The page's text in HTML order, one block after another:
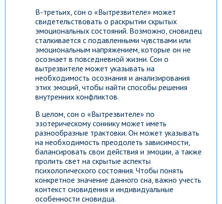
В-третьих, сон о «Вытрезвителе» может
свидетельствовать о раскрытии скрытых
эмоциональных состояний. Возможно, сновидец
сталкивается с подавленными чувствами или
эмоциональным напряжением, которые он не
осознает в повседневной жизни. Сон о
вытрезвителе может указывать на
необходимость осознания и анализирования
этих эмоций, чтобы найти способы решения
внутренних конфликтов.
В целом, сон о «Вытрезвителе» по
эзотерическому соннику может иметь
разнообразные трактовки. Он может указывать
на необходимость преодолеть зависимости,
балансировать свои действия и эмоции, а также
пролить свет на скрытые аспекты
психологического состояния. Чтобы понять
конкретное значение данного сна, важно учесть
контекст сновидения и индивидуальные
особенности сновидца.